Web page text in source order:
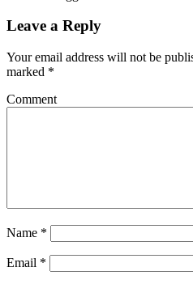
Leave a Reply
Your email address will not be
marked *
Comment
Name *
Email *